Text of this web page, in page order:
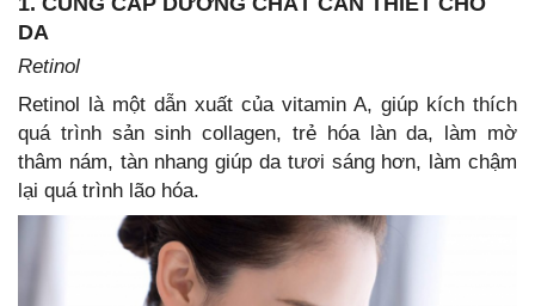
DA
Retinol
Retinol là một dẫn xuất của vitamin A, giúp kích thích
quá trình sản sinh collagen, trẻ hóa làn da, làm mờ
thâm nám, tàn nhang giúp da tươi sáng hơn, làm chậm
lại quá trình lão hóa.